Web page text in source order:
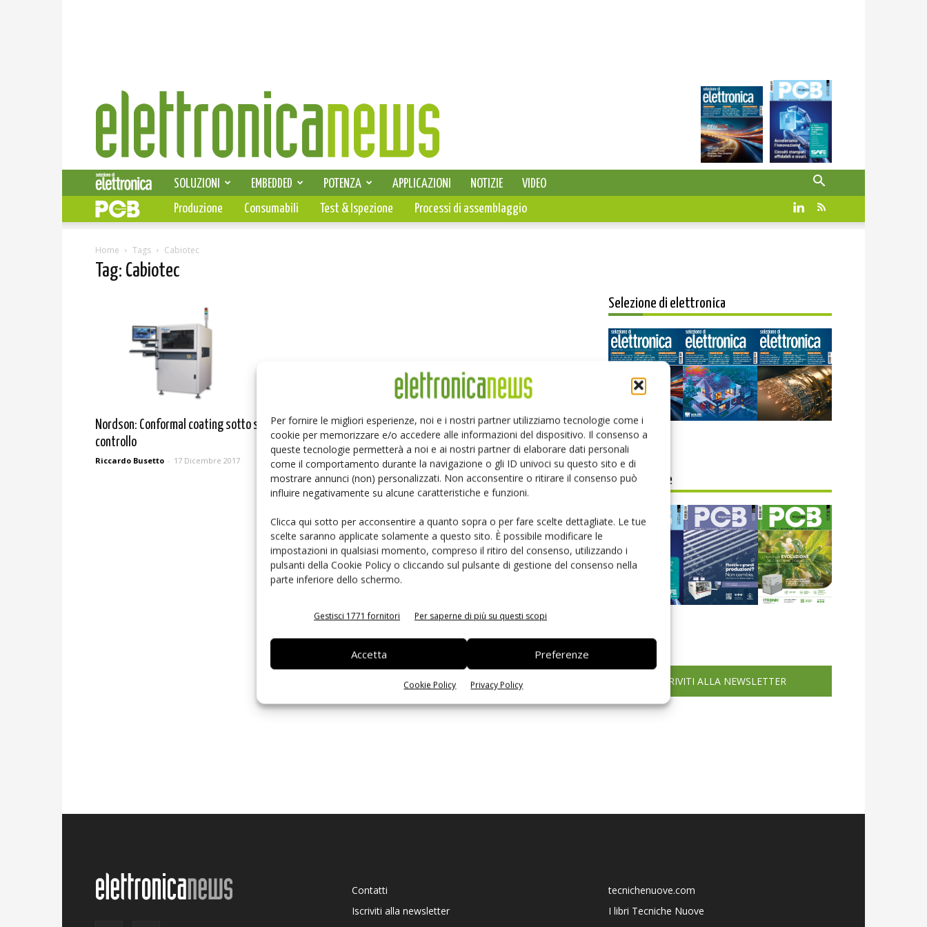
Per fornire le migliori esperienze, noi e i nostri partner utilizziamo tecnologie come i
cookie per memorizzare e/o accedere alle informazioni del dispositivo. Il consenso a
queste tecnologie permetterà a noi e ai nostri partner di elaborare dati personali
come il comportamento durante la navigazione o gli ID univoci su questo sito e di
mostrare annunci (non) personalizzati. Non acconsentire o ritirare il consenso può
influire negativamente su alcune caratteristiche e funzioni.
Clicca qui sotto per acconsentire a quanto sopra o per fare scelte dettagliate. Le tue
scelte saranno applicate solamente a questo sito. È possibile modificare le
impostazioni in qualsiasi momento, compreso il ritiro del consenso, utilizzando i
pulsanti della Cookie Policy o cliccando sul pulsante di gestione del consenso nella
parte inferiore dello schermo.
Gestisci 1771 fornitori Per saperne di più su questi scopi
Accetta Preferenze
Cookie Policy Privacy Policy
Elettronica
News
SELEZIONE DI ELETTRONICA
SOLUZIONI EMBEDDED POTENZA APPLICAZIONI NOTIZIE
VIDEO
PCB
Produzione Consumabili Test & Ispezione Processi di assemblaggio
Home Tags Cabiotec
Tag: Cabiotec
Nordson: Conformal coating sotto stretto
controllo
Riccardo Busetto - 17 Dicembre 2017
Selezione di elettronica
Edicola web
PCB Magazine
ISCRIVITI ALLA NEWSLETTER
Contatti
Iscriviti alla newsletter
tecnichenuove.com
I libri Tecniche Nuove